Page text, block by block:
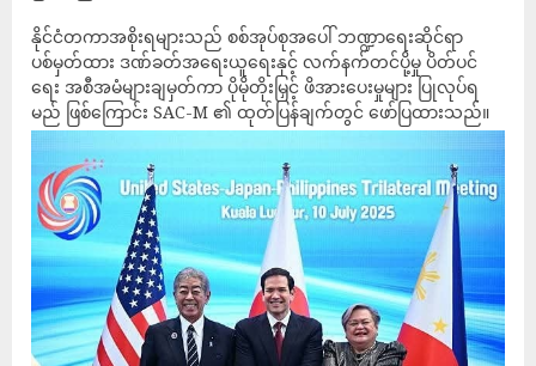
နိုင်ငံတကာအစိုးရများသည် စစ်အုပ်စုအပေါ် ဘဏ္ဍာရေးဆိုင်ရာ
ပစ်မှတ်ထား ဒဏ်ခတ်အရေးယူရေးနှင့် လက်နက်တင်ပို့မှု ပိတ်ပင်
ရေး အစီအမံများချမှတ်ကာ ပိုမိုတိုးမြှင့် ဖိအားပေးမှုများ ပြုလုပ်ရ
မည် ဖြစ်ကြောင်း SAC-M ၏ ထုတ်ပြန်ချက်တွင် ဖော်ပြထားသည်။